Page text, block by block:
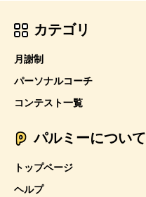
カテゴリ
月謝制
パーソナルコーチ
コンテスト一覧
パルミーについて
トップページ
ヘルプ